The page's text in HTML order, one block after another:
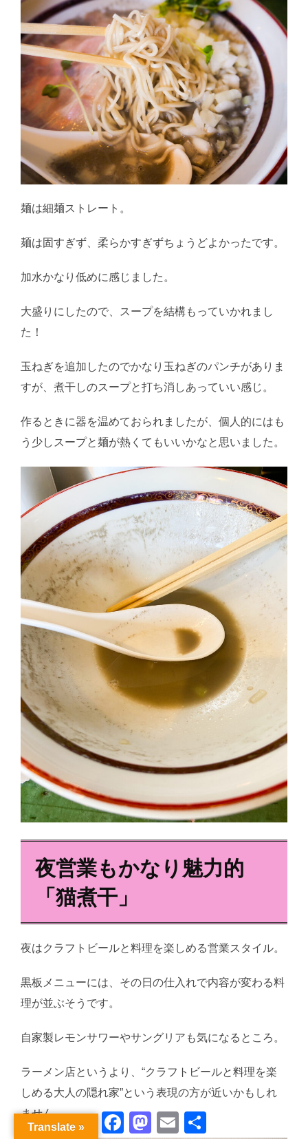
麺は細麺ストレート。
麺は固すぎず、柔らかすぎずちょうどよかったです。
加水かなり低めに感じました。
大盛りにしたので、スープを結構もっていかれまし
た！
玉ねぎを追加したのでかなり玉ねぎのパンチがありま
すが、煮干しのスープと打ち消しあっていい感じ。
作るときに器を温めておられましたが、個人的にはも
う少しスープと麺が熱くてもいいかなと思いました。
夜営業もかなり魅力的
「猫煮干」
夜はクラフトビールと料理を楽しめる営業スタイル。
黒板メニューには、その日の仕入れで内容が変わる料
理が並ぶそうです。
自家製レモンサワーやサングリアも気になるところ。
ラーメン店というより、“クラフトビールと料理を楽
しめる大人の隠れ家”という表現の方が近いかもしれ
ません。
FacebookMastodon
Email
Translate »